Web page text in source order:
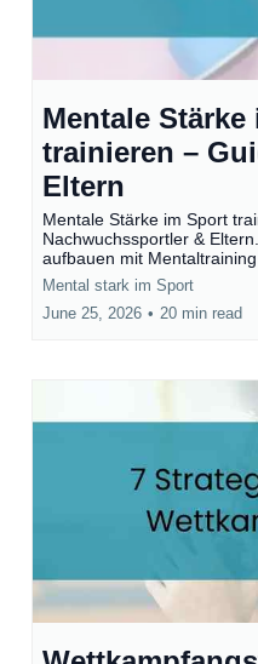
Mentale
trainieren –
Eltern
Mentale Stärke im Sport
Nachwuchssportler &
aufbauen mit Mentaltraining
Mental stark im Sport
June 25, 2026 • 20 min read